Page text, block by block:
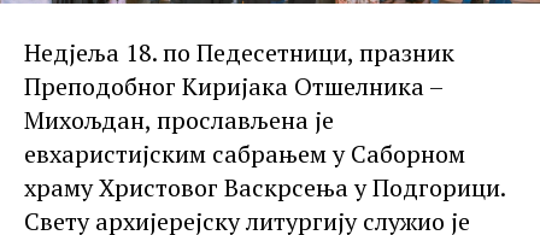
Недјеља 18. по Педесетници, празник
Преподобног Киријака Отшелника –
Михољдан, прослављена је
евхаристијским сабрањем у Саборном
храму Христовог Васкрсења у Подгорици.
Свету архијерејску литургију служио је